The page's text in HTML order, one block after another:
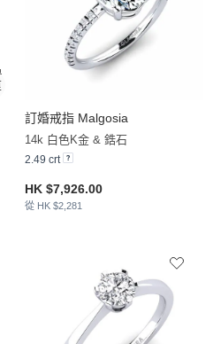
訂婚戒指 Malgosia
14k 白色K金 & 鋯石
2.49 crt
HK $7,926.00
從 HK $2,281